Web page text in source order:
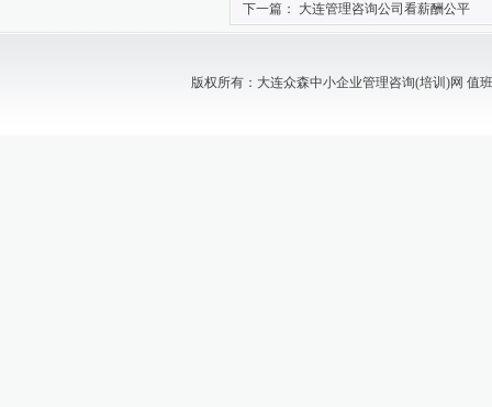
下一篇：
大连管理咨询公司看薪酬公平
版权所有：大连众森中小企业管理咨询(培训)网 值